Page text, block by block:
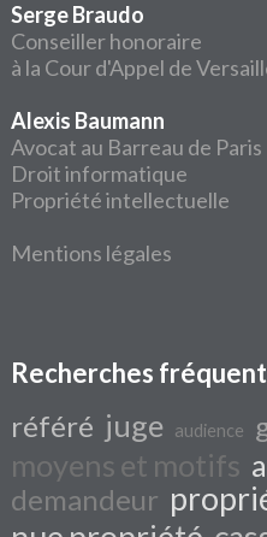
Serge Braudo
Conseiller honoraire
à la Cour d'Appel de
Alexis Baumann
Avocat au Barreau de Paris
Droit informatique
Propriété intellectuelle
Mentions légales
Recherches
référé juge audience
moyens et motifs
demandeur